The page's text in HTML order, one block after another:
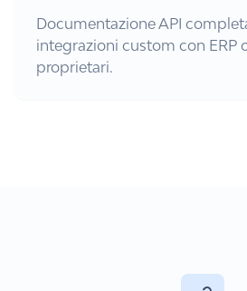
Documentazione API
integrazioni custom con ERP
proprietari.